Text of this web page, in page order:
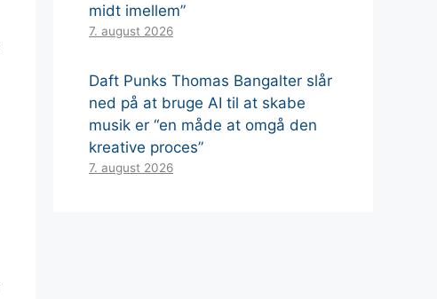
midt imellem”
7. august 2026
Daft Punks Thomas Bangalter slår
ned på at bruge AI til at skabe
musik er “en måde at omgå den
kreative proces”
7. august 2026